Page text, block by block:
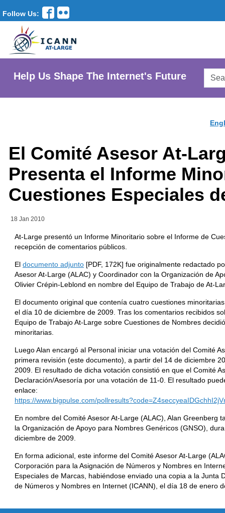
Follow Us:
Help Us Shape The Internet's Future
El Comité Asesor At-
Presenta el Informe
Cuestiones Especiales
18 Jan 2010
At-Large presentó un Informe Minoritario sobre el Informe de
recepción de comentarios públicos.
El documento adjunto [PDF, 172K] fue originalmente redactado
Asesor At-Large (ALAC) y Coordinador con la Organización de
Olivier Crépin-Leblond en nombre del Equipo de Trabajo de At-
El documento original que contenía cuatro cuestiones
el día 10 de diciembre de 2009. Tras los comentarios recibidos
Equipo de Trabajo At-Large sobre Cuestiones de Nombres
minoritarias.
Luego Alan encargó al Personal iniciar una votación del Comité
primera revisión (este documento), a partir del 14 de diciembre
2009. El resultado de dicha votación consistió en que el Comité
Declaración/Asesoría por una votación de 11-0. El resultado
enlace:
https://www.bigpulse.com/
En nombre del Comité Asesor At-Large (ALAC), Alan Greenberg
la Organización de Apoyo para Nombres Genéricos (GNSO),
diciembre de 2009.
En forma adicional, este informe del Comité Asesor At-Large
Corporación para la Asignación de Números y Nombres en
Especiales de Marcas, habiéndose enviado una copia a la Junta
de Números y Nombres en Internet (ICANN), el día 18 de enero